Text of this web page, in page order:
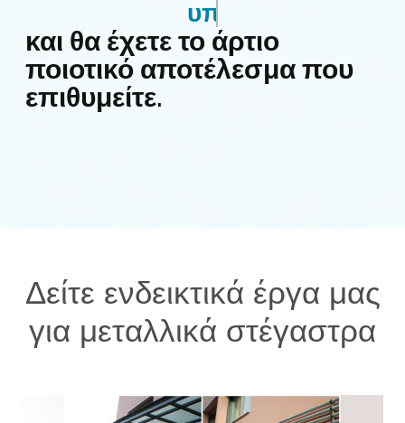
πέργκολες
και θα έχετε το άρτιο
ποιοτικό αποτέλεσμα που
επιθυμείτε.
Δείτε ενδεικτικά έργα μας
για μεταλλικά στέγαστρα